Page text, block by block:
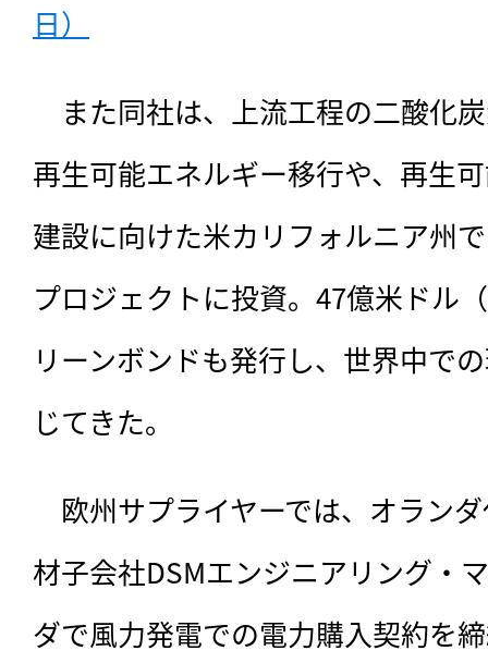
日）
また同社は、上流工程の二酸化
再生可能エネルギー移行や、再生
建設に向けた米カリフォルニア州
プロジェクトに投資。47億米ドル
リーンボンドも発行し、世界中で
じてきた。
欧州サプライヤーでは、オラン
材子会社DSMエンジニアリング・
ダで風力発電での電力購入契約を